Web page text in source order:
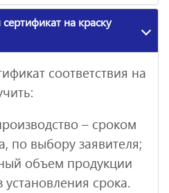
на краску
соответствия на
– сроком
по выбору заявителя;
объем продукции
срока.